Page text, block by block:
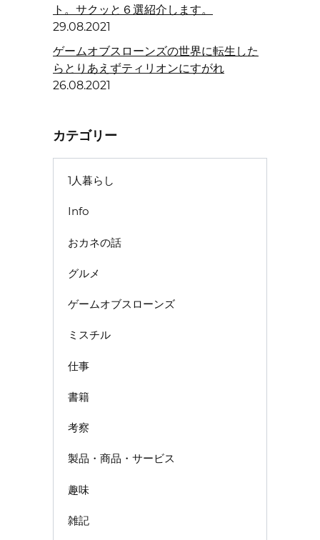
ト。サクッと６選紹介します。
29.08.2021
ゲームオブスローンズの世界に転生した
らとりあえずティリオンにすがれ
26.08.2021
カテゴリー
1人暮らし
Info
おカネの話
グルメ
ゲームオブスローンズ
ミスチル
仕事
書籍
考察
製品・商品・サービス
趣味
雑記